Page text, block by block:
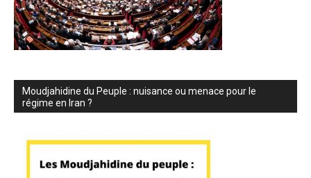
Moudjahidine du Peuple : nuisance ou menace pour le
régime en Iran ?